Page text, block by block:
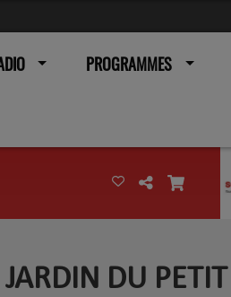
PROGRAMMES
DU